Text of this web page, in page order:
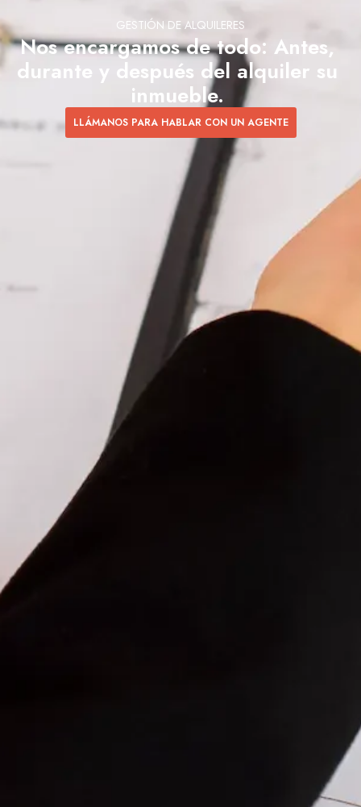
GESTIÓN DE ALQUILERES
Nos encargamos de todo: Antes,
durante y después del alquiler su
inmueble.
LLÁMANOS PARA HABLAR CON UN AGENTE